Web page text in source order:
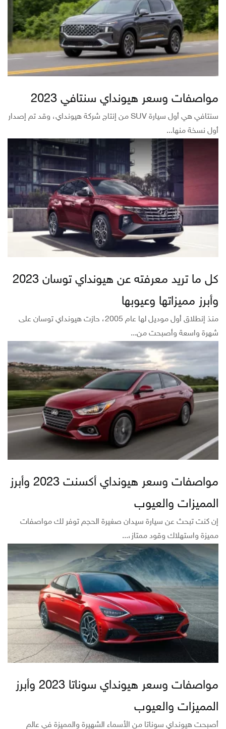
مواصفات وسعر هيونداي سنتافي 2023
سنتافي هي أول سيارة SUV من إنتاج شركة هيونداي، وقد تم إصدار
أول نسخة منها...
كل ما تريد معرفته عن هيونداي توسان 2023
وأبرز مميزاتها وعيوبها
منذ إنطلاق أول موديل لها عام 2005، حازت هيونداي توسان على
شهرة واسعة وأصبحت من...
مواصفات وسعر هيونداي أكسنت 2023 وأبرز
المميزات والعيوب
إن كنت تبحث عن سيارة سيدان صغيرة الحجم توفر لك مواصفات
مميزة واستهلاك وقود ممتاز،...
مواصفات وسعر هيونداي سوناتا 2023 وأبرز
المميزات والعيوب
أصبحت هيونداي سوناتا من الأسماء الشهيرة والمميزة في عالم